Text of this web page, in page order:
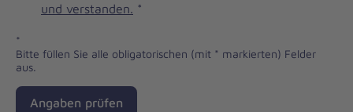
und verstanden. *
*
Bitte füllen Sie alle obligatorischen (mit * markierten) Felder
aus.
Angaben prüfen